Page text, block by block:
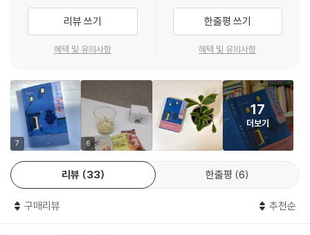
집에 식물이 있으면 조금 더 부지런해지고, 조금 더 책임감이 생기고, 조금
더 환기와 채광에 신경을 쓰게 되고, 조금 더 행복해진다. 특히나 혼자 사는
사람에게는 몹시 긍정적인 경험이 될 거라고 확신한다.
--- p.155, 「초록 친구들」 중에서
누군가의 기분을 맞출 일도, 속사포처럼 쏟아져 나오는 이야기를 듣느라
진이 빠질 일도, 상태를 살피며 눈치를 볼 일도, 예의나 격식을 차릴 일도,
멀쩡한 척할 일도 없다. 화나면 화나는 대로, 늘어지면 늘어지는 대로 다 표
현해도 괜찮다.
--- p.202, 「혼자 있는 방」 중에서
라고 칭하는 저자에게도 ‘집’이 어렵고 싫었던 시간이 있었다. 삶은 변화의
연속이기에 때로는 싫었던 것이 좋아지고, 좋았던 것이 싫어진다. 누구나
공감할 수 있는 성장의 여정을 한 권의 책에 담았다.
스스로 쟁취하고 만들어가는 삶
깊이 뿌리 내리고 있던 삶의 태도를 바꾼다
저자는 크리에이터로서 취향이 주는 기쁨과 취향이 억눌릴 때의 슬픔을 누
구보다 잘 알고 있다. 그러나 자신만의 취향을 제대로 알고 있는 사람들은
사실 생각보다 많지 않다. 취향이라는 것은 종종 우리가 직면한 삶에 떠밀
집을 좋아하는 줄 알았던 저자가 사실은 집 안으로 스미는 햇빛을 좋아했
리뷰 쓰기
혜택 및 유의사항
한줄평 쓰기
혜택 및 유의사항
7 6
17
더보기
리뷰 33 한줄평 6
구매리뷰 추천순